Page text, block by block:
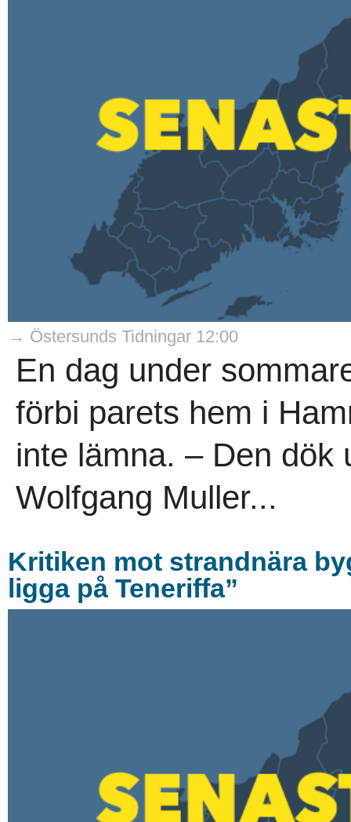
→ Östersunds Tidningar 12:00
En dag under
förbi parets hem i
inte lämna. – Den dök
Wolfgang Muller...
Kritiken mot strandnära
ligga på Teneriffa”